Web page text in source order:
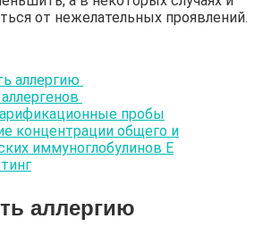
от нежелательных проявлений.
аллергию
пробы
концентрации общего и
иммуноглобулинов Е
аллергию